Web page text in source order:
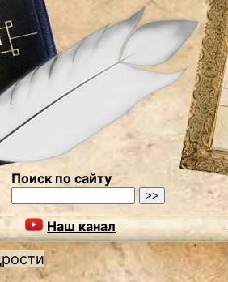
Поиск по сайту
Наш канал